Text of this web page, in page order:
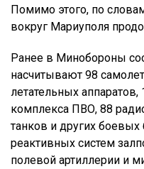
Помимо этого, по
вокруг Мариуполя
Ранее в Минобороны
насчитывают 98
летательных
кoмплекса ПВО, 88
танков и других
реактивных систем
полевой артиллерии и